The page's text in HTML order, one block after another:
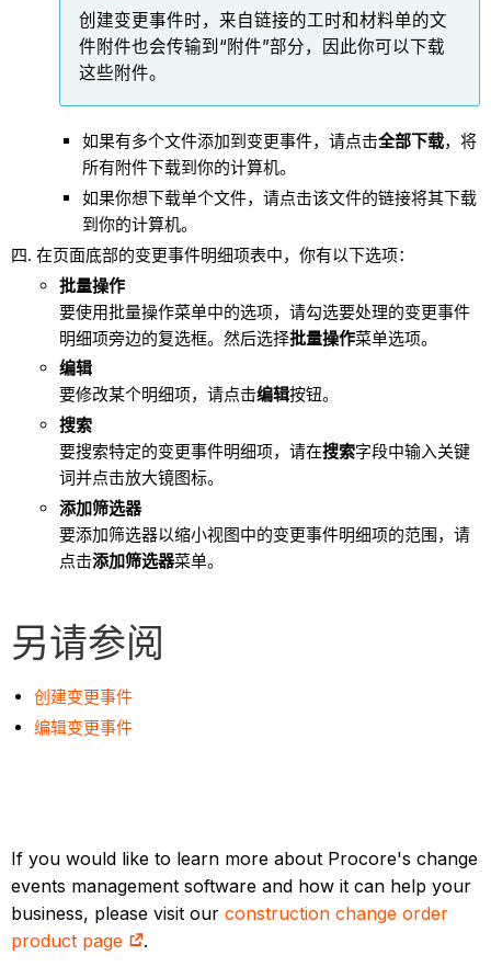
创建变更事件时，来自链接的工时和材料单的文
件附件也会传输到“附件”部分，因此你可以下载
这些附件。
如果有多个文件添加到变更事件，请点击全部下载，将
所有附件下载到你的计算机。
如果你想下载单个文件，请点击该文件的链接将其下载
到你的计算机。
在页面底部的变更事件明细项表中，你有以下选项：
批量操作
要使用批量操作菜单中的选项，请勾选要处理的变更事件
明细项旁边的复选框。然后选择批量操作菜单选项。
编辑
要修改某个明细项，请点击编辑按钮。
搜索
要搜索特定的变更事件明细项，请在搜索字段中输入关键
词并点击放大镜图标。
添加筛选器
要添加筛选器以缩小视图中的变更事件明细项的范围，请
点击添加筛选器菜单。
另请参阅
创建变更事件
编辑变更事件
If you would like to learn more about Procore's change
events management software and how it can help your
business, please visit ourconstruction change order
product page
.